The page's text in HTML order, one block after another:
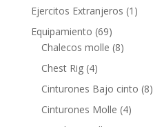
Ejercitos Extranjeros (1)
Equipamiento (69)
Chalecos molle (8)
Chest Rig (4)
Cinturones Bajo cinto (8)
Cinturones Molle (4)